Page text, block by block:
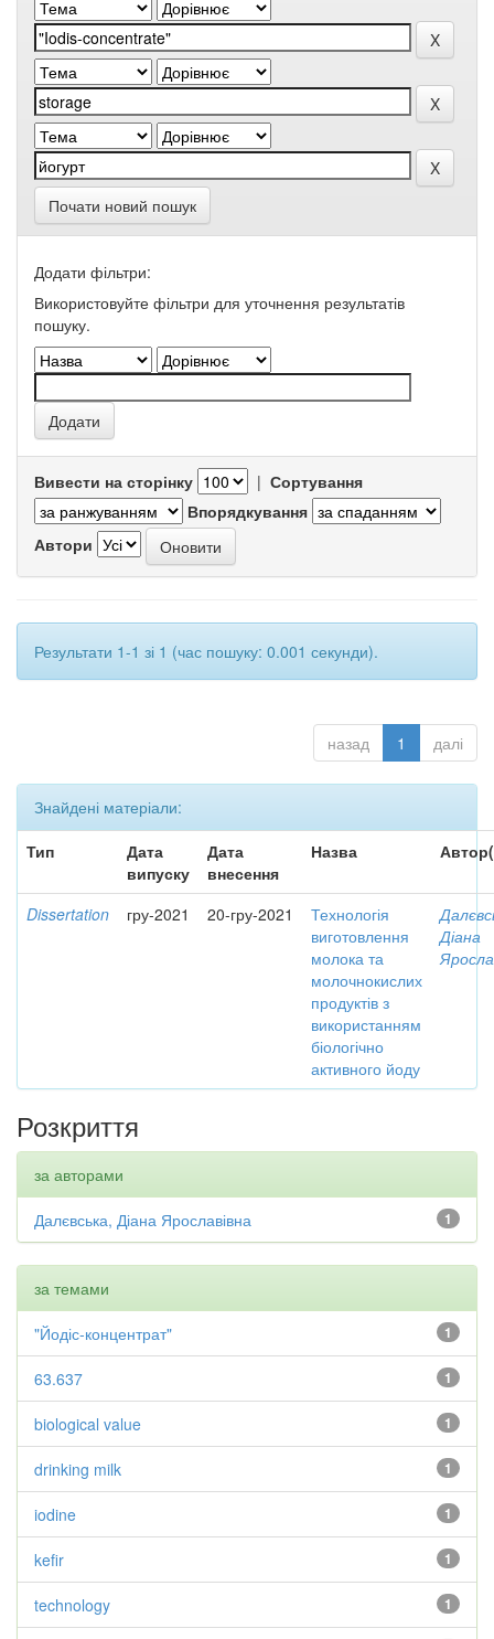
Почати новий пошук
Додати фільтри:
Використовуйте фільтри для уточнення результатів
пошуку.
Вивести на сторінку | Сортування
Впорядкування
Автори
Результати 1-1 зі 1 (час пошуку: 0.001 секунди).
назад 1 далі
Знайдені матеріали:
Тип
Дата
випуску
Дата
внесення
Назва
Dissertation гру-2021 20-гру-2021
Технологія
виготовлення
молока та
молочнокислих
продуктів з
використанням
біологічно
активного йоду
Діана
Розкриття
за авторами
1
Далєвська, Діана Ярославівна
за темами
1
"Йодіс-концентрат"
1
63.637
1
biological value
1
drinking milk
1
iodine
1
kefir
1
technology